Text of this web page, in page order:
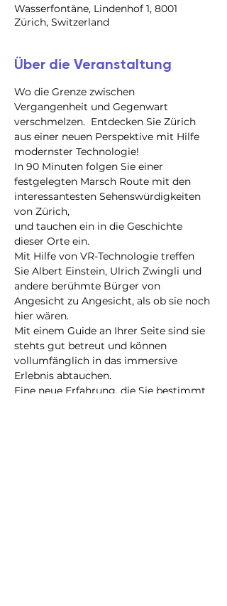
Wasserfontäne, Lindenhof 1, 8001
Zürich, Switzerland
Über die Veranstaltung
Wo die Grenze zwischen
Vergangenheit und Gegenwart
verschmelzen.  Entdecken Sie Zürich
aus einer neuen Perspektive mit Hilfe
modernster Technologie!
In 90 Minuten folgen Sie einer
festgelegten Marsch Route mit den
interessantesten Sehenswürdigkeiten
von Zürich,
und tauchen ein in die Geschichte
dieser Orte ein.
Mit Hilfe von VR-Technologie treffen
Sie Albert Einstein, Ulrich Zwingli und
andere berühmte Bürger von
Angesicht zu Angesicht, als ob sie noch
hier wären.
Mit einem Guide an Ihrer Seite sind sie
stehts gut betreut und können
vollumfänglich in das immersive
Erlebnis abtauchen.
Eine neue Erfahrung, die Sie bestimmt